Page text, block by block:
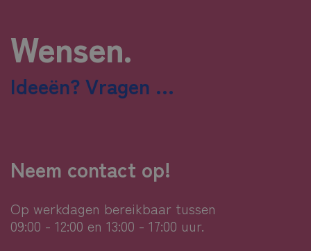
Wensen.
Ideeën? Vragen ...
Neem contact op!
Op werkdagen bereikbaar tussen
09:00 - 12:00 en 13:00 - 17:00 uur.